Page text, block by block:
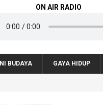
ON AIR RADIO
BUDAYA GAYA HIDUP